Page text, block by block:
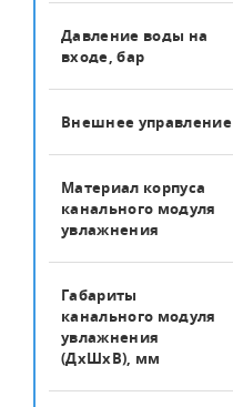
Давление воды на
входе, бар
Внешнее управление
Материал корпуса
канального модуля
увлажнения
Габариты
канального модуля
увлажнения
(ДхШхВ), мм